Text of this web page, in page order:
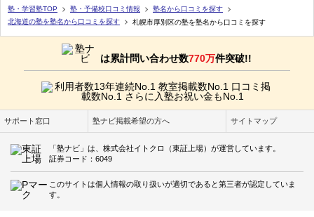
塾・学習塾TOP 塾・予備校口コミ情報
塾名から口コミを探す
北海道の塾を塾名から口コミを探す
札幌市厚別区の塾を塾名から口コミを探す
は累計問い合わせ数770万件突破!!
サポート窓口 塾ナビ掲載希望の方へ サイトマップ
「塾ナビ」は、株式会社イトクロ（東証上場）が運営しています。
証券コード：6049
このサイトは個人情報の取り扱いが適切であると第三者が認定していま
す。